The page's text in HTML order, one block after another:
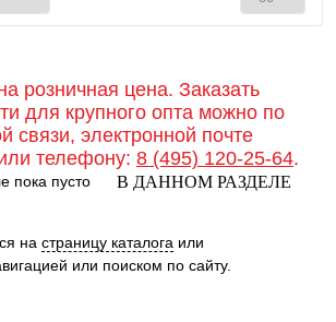
розничная цена. Заказать
для крупного опта можно по
связи, электронной почте
телефону: 8 (495) 120-25-64.
В ДАННОМ РАЗДЕЛЕ
на страницу каталога или
или поиском по сайту.